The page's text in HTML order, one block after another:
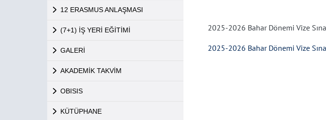
12 ERASMUS ANLAŞMASI
(7+1) İŞ YERİ EĞİTİMİ
GALERİ
AKADEMİK TAKVİM
OBISIS
KÜTÜPHANE
2025-2026 Bahar Dönemi Vize
2025-2026 Bahar Dönemi Vize